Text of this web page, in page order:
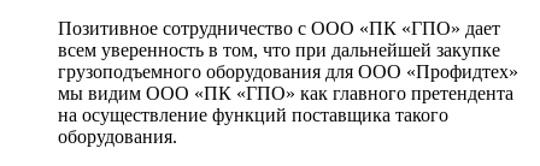
Позитивное сотрудничество с ООО «ПК «ГПО» дает
всем уверенность в том, что при дальнейшей закупке
грузоподъемного оборудования для ООО «Профидтех»
мы видим ООО «ПК «ГПО» как главного претендента
на осуществление функций поставщика такого
оборудования.